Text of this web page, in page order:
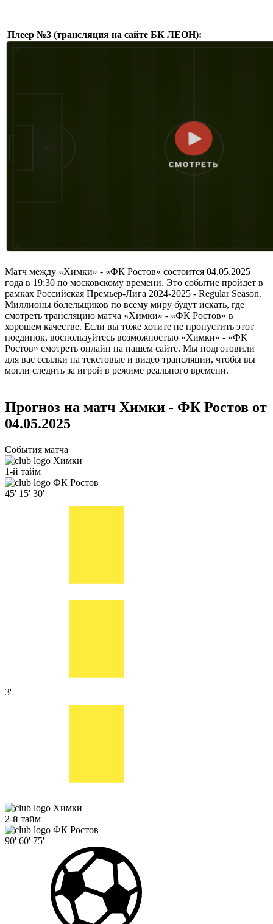
Плеер №3 (трансляция на сайте БК ЛЕОН):
Матч между «Химки» - «ФК Ростов» состоится 04.05.2025
года в 19:30 по московскому времени. Это событие пройдет в
рамках Российская Премьер-Лига 2024-2025 - Regular Season.
Миллионы болельщиков по всему миру будут искать, где
смотреть трансляцию матча «Химки» - «ФК Ростов» в
хорошем качестве. Если вы тоже хотите не пропустить этот
поединок, воспользуйтесь возможностью «Химки» - «ФК
Ростов» смотреть онлайн на нашем сайте. Мы подготовили
для вас ссылки на текстовые и видео трансляции, чтобы вы
могли следить за игрой в режиме реального времени.
Прогноз на матч Химки - ФК Ростов от
04.05.2025
События матча
Химки
1-й тайм
ФК Ростов
45' 15' 30'
3'
Химки
2-й тайм
ФК Ростов
90' 60' 75'